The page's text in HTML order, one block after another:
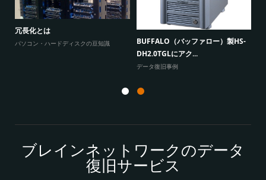
冗長化とは
パソコン・ハードディスクの豆知識
BUFFALO（バッファロー）製HS-
DH2.0TGLにアク...
データ復旧事例
ブレインネットワークのデータ
復旧サービス